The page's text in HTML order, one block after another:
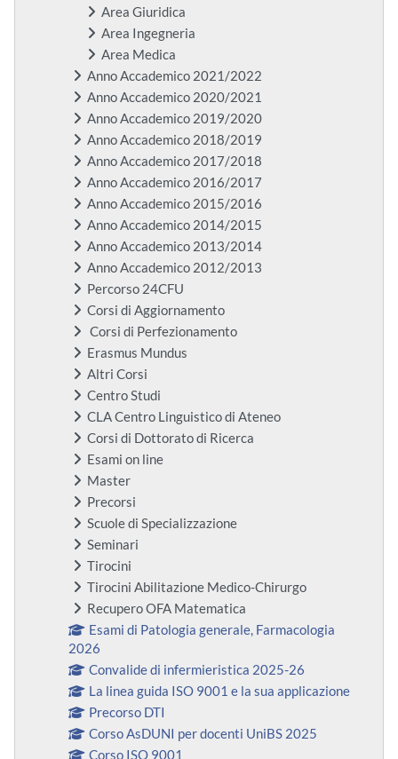
Area Giuridica
Area Ingegneria
Area Medica
Anno Accademico 2021/2022
Anno Accademico 2020/2021
Anno Accademico 2019/2020
Anno Accademico 2018/2019
Anno Accademico 2017/2018
Anno Accademico 2016/2017
Anno Accademico 2015/2016
Anno Accademico 2014/2015
Anno Accademico 2013/2014
Anno Accademico 2012/2013
Percorso 24CFU
Corsi di Aggiornamento
Corsi di Perfezionamento
Erasmus Mundus
Altri Corsi
Centro Studi
CLA Centro Linguistico di Ateneo
Corsi di Dottorato di Ricerca
Esami on line
Master
Precorsi
Scuole di Specializzazione
Seminari
Tirocini
Tirocini Abilitazione Medico-Chirurgo
Recupero OFA Matematica
Esami di Patologia generale, Farmacologia
2026
Convalide di infermieristica 2025-26
La linea guida ISO 9001 e la sua applicazione
Precorso DTI
Corso AsDUNI per docenti UniBS 2025
Corso ISO 9001